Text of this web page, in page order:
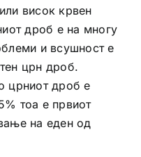
висок крвен
дроб е на многу
и всушност е
црн дроб.
црниот дроб е
тоа е првиот
на еден од